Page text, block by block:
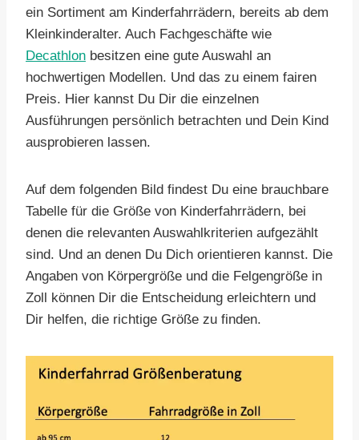
ein Sortiment am Kinderfahrrädern, bereits ab dem
Kleinkinderalter. Auch Fachgeschäfte wie
Decathlon besitzen eine gute Auswahl an
hochwertigen Modellen. Und das zu einem fairen
Preis. Hier kannst Du Dir die einzelnen
Ausführungen persönlich betrachten und Dein Kind
ausprobieren lassen.
Auf dem folgenden Bild findest Du eine brauchbare
Tabelle für die Größe von Kinderfahrrädern, bei
denen die relevanten Auswahlkriterien aufgezählt
sind. Und an denen Du Dich orientieren kannst. Die
Angaben von Körpergröße und die Felgengröße in
Zoll können Dir die Entscheidung erleichtern und
Dir helfen, die richtige Größe zu finden.